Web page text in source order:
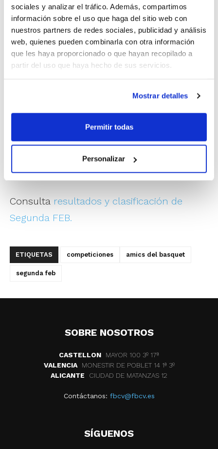
sociales y analizar el tráfico. Además, compartimos
información sobre el uso que haga del sitio web con
nuestros partners de redes sociales, publicidad y análisis
web, quienes pueden combinarla con otra información
que les haya proporcionado o que hayan recopilado a
partir del uso que haya hecho de sus servicios.
Mostrar detalles
Permitir todas
Personalizar
excelente segunda parte en la que los
castellonenses elevaron su nivel defensivo
y solo encajaron 27 puntos.
La suspensión por lluvia del derbi entre
como líderes en solitario, puesto que el
conjunto de Gandia es el único que podía
igualar esas 8 victorias que mantienen al
Amics Castelló en lo más alto.
Consulta resultados y clasificación de
Segunda FEB.
ETIQUETAS competiciones amics del basquet
segunda feb
SOBRE NOSOTROS
CASTELLON
MAYOR 100 3º 17ª
VALENCIA
MONESTIR DE POBLET 14 1ª 3º
ALICANTE
CIUDAD DE MATANZAS 12
Contáctanos: fbcv@fbcv.es
SÍGUENOS